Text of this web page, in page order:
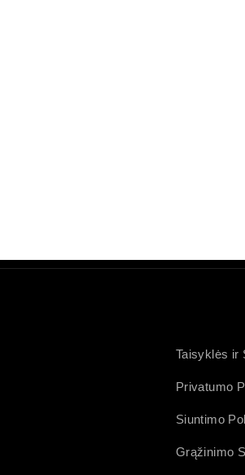
Taisyklės ir
Privatumo
Siuntimo
Grąžinimo